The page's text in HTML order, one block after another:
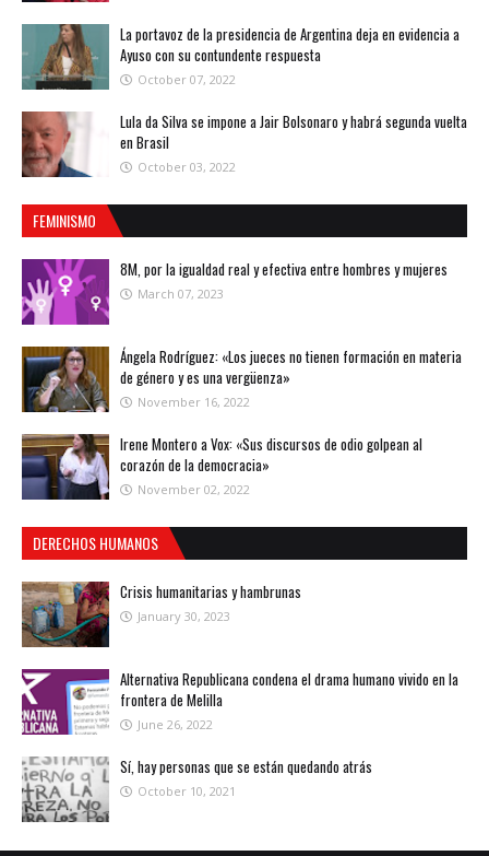
La portavoz de la presidencia de Argentina deja en evidencia a
Ayuso con su contundente respuesta
October 07, 2022
Lula da Silva se impone a Jair Bolsonaro y habrá segunda vuelta
en Brasil
October 03, 2022
FEMINISMO
8M, por la igualdad real y efectiva entre hombres y mujeres
March 07, 2023
Ángela Rodríguez: «Los jueces no tienen formación en materia
de género y es una vergüenza»
November 16, 2022
Irene Montero a Vox: «Sus discursos de odio golpean al
corazón de la democracia»
November 02, 2022
DERECHOS HUMANOS
Crisis humanitarias y hambrunas
January 30, 2023
Alternativa Republicana condena el drama humano vivido en la
frontera de Melilla
June 26, 2022
Sí, hay personas que se están quedando atrás
October 10, 2021